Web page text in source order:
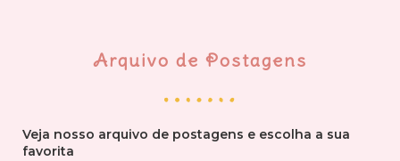
Arquivo de Postagens
Veja nosso arquivo de postagens e escolha a sua
favorita